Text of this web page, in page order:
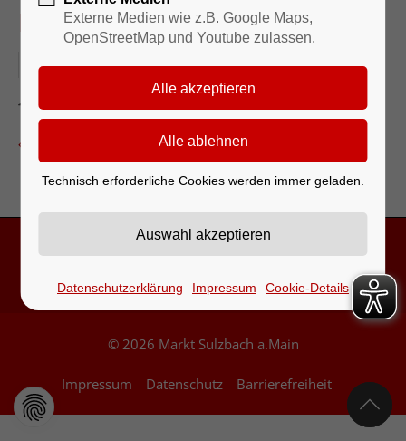
MTB Tour mit Fest
26.04.2026
Grillplatz
Zurück zur Eventübersicht
© 2026 Markt Sulzbach a.Main
Impressum Datenschutz Barrierefreiheit
Externe Medien wie z.B. Google Maps,
OpenStreetMap und Youtube zulassen.
Technisch erforderliche Cookies werden immer geladen.
Datenschutzerklärung Impressum Cookie-Details